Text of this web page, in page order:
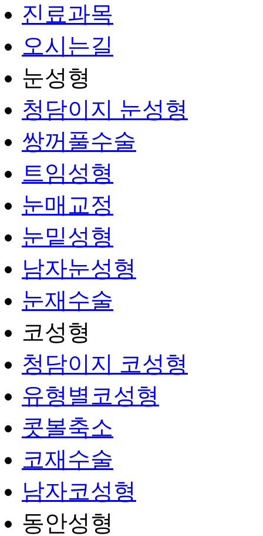
진료과목
오시는길
눈성형
청담이지 눈성형
쌍꺼풀수술
트임성형
눈매교정
눈밑성형
남자눈성형
눈재수술
코성형
청담이지 코성형
유형별코성형
콧볼축소
코재수술
남자코성형
동안성형